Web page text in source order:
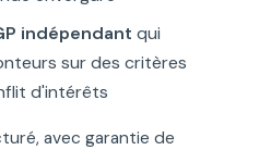
indépendant qui
sur des critères
d'intérêts
avec garantie de